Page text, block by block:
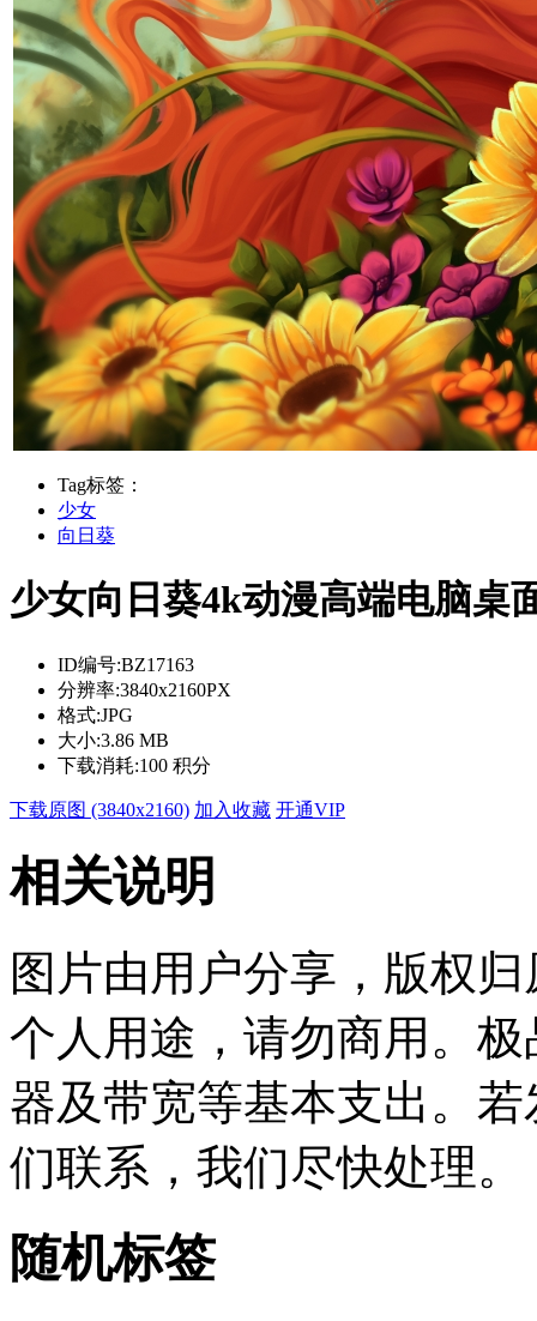
Tag标签：
少女
向日葵
少女向日葵4k动漫高端电脑桌
ID编号:BZ17163
分辨率:3840x2160PX
格式:JPG
大小:3.86 MB
下载消耗:100 积分
下载原图 (3840x2160) 加入收藏 开通VIP
相关说明
图片由用户分享，版权
个人用途，请勿商用。
器及带宽等基本支出。
们联系，我们尽快处理。
随机标签